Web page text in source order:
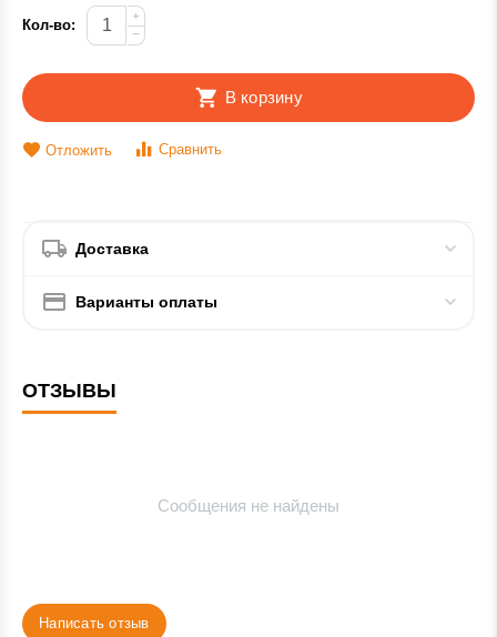
Кол-во:
+
−
В корзину
Отложить Сравнить
Доставка
Варианты оплаты
ОТЗЫВЫ
Сообщения не найдены
Написать отзыв